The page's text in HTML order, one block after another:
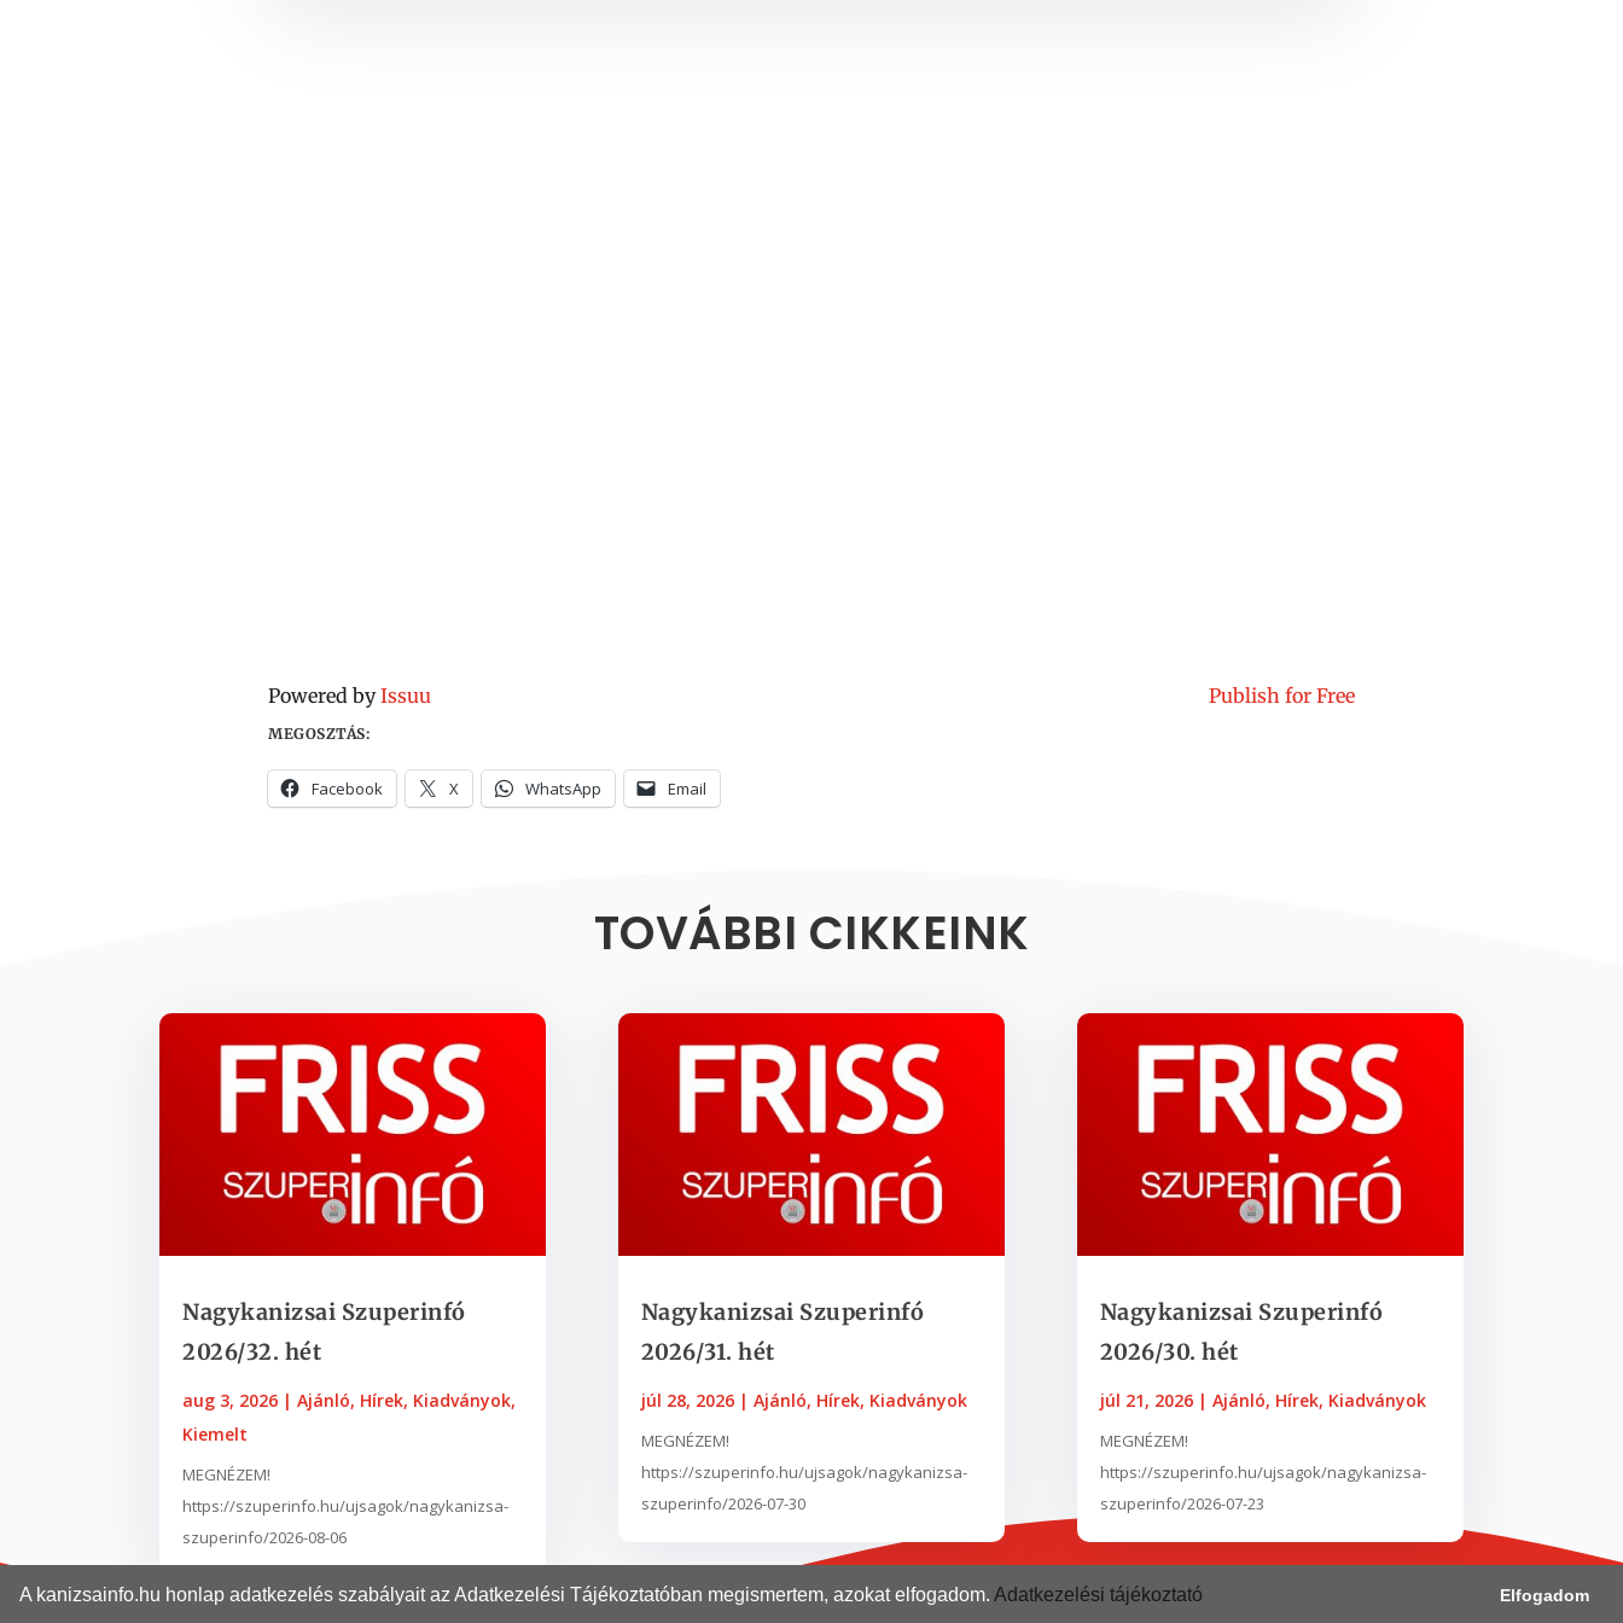
A kanizsainfo.hu honlap adatkezelés szabályait az Adatkezelési Tájékoztatóban megismertem, azokat elfogadom. Adatkezelési tájékoztató Elfogadom
Powered byIssuu Publish for Free
MEGOSZTÁS:
Facebook X WhatsApp Email
TOVÁBBI CIKKEINK
Nagykanizsai Szuperinfó
2026/32. hét
aug 3, 2026 | Ajánló, Hírek, Kiadványok,
Kiemelt
MEGNÉZEM!
https://szuperinfo.hu/ujsagok/nagykanizsa-
szuperinfo/2026-08-06
Nagykanizsai Szuperinfó
2026/31. hét
júl 28, 2026| Ajánló, Hírek, Kiadványok
MEGNÉZEM!
https://szuperinfo.hu/ujsagok/nagykanizsa-
szuperinfo/2026-07-30
Nagykanizsai Szuperinfó
2026/30. hét
júl 21, 2026| Ajánló, Hírek, Kiadványok
MEGNÉZEM!
https://szuperinfo.hu/ujsagok/nagykanizsa-
szuperinfo/2026-07-23